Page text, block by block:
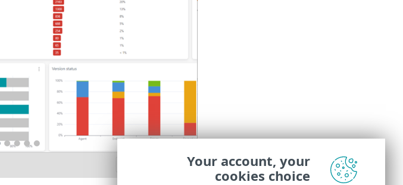
Your account, your
cookies choice